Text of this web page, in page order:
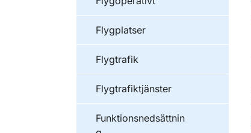
Flygplatser
Flygtrafik
Flygtrafiktjänster
Funktionsnedsättnin